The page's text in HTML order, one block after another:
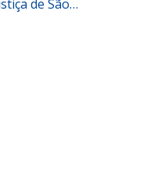
de São…